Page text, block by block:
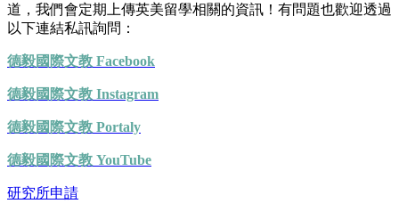
道，我們會定期上傳英美留學相關的資訊！有問題也歡迎透過
以下連結私訊詢問：
德毅國際文教 Facebook
德毅國際文教 Instagram
德毅國際文教 Portaly
德毅國際文教 YouTube
研究所申請